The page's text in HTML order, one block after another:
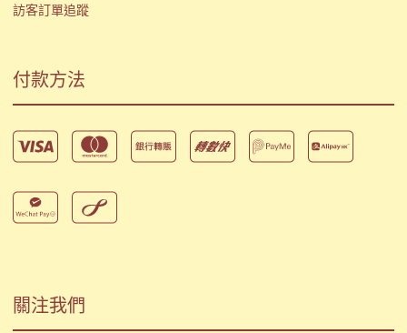
訪客訂單追蹤
付款方法
關注我們